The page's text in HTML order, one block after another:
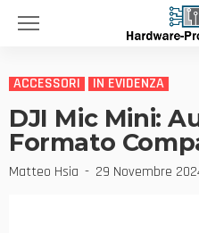
ACCESSORI IN EVIDENZA
DJI Mic Mini:
Formato
Matteo Hsia 29 Novembre